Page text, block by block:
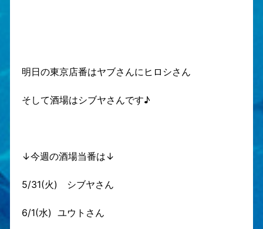
明日の東京店番はヤブさんにヒロシさん
そして酒場はシブヤさんです♪
↓今週の酒場当番は↓
5/31(火) シブヤさん
6/1(水) ユウトさん